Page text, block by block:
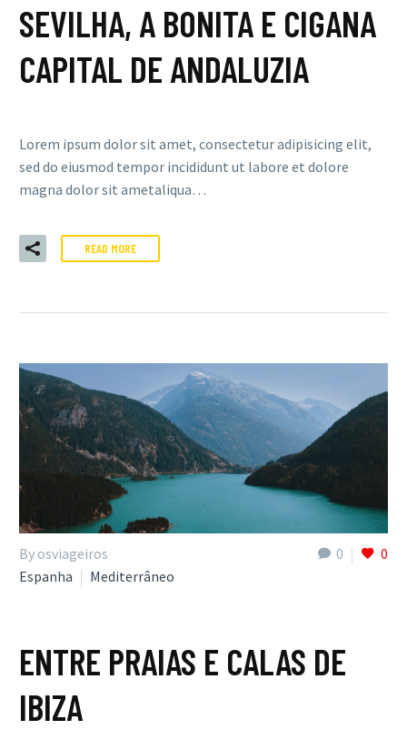
SEVILHA, A BONITA E CIGANA
CAPITAL DE ANDALUZIA
Lorem ipsum dolor sit amet, consectetur adipisicing elit,
sed do eiusmod tempor incididunt ut labore et dolore
magna dolor sit ametaliqua…
READ MORE
0 0
By osviageiros
Espanha
Mediterrâneo
ENTRE PRAIAS E CALAS DE
IBIZA